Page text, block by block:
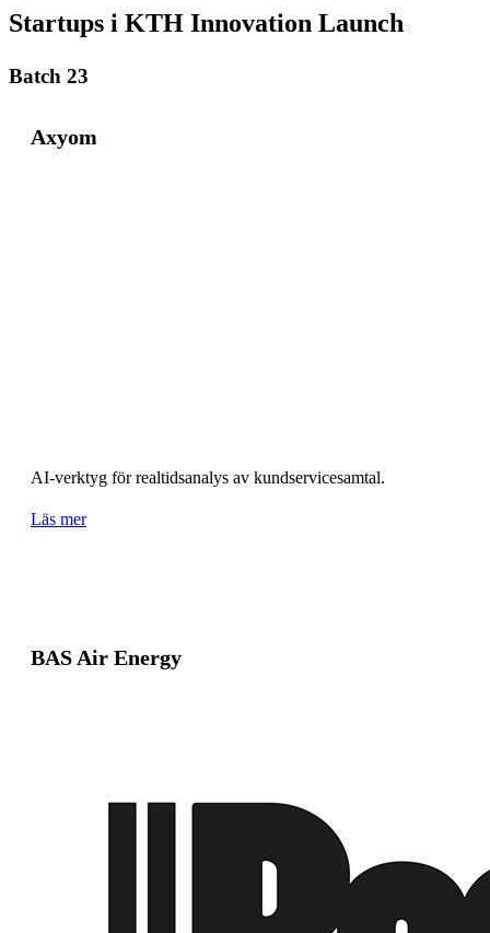
Startups i KTH Innovation Launch
Batch 23
Axyom
AI-verktyg för realtidsanalys av kundservicesamtal.
Läs mer
BAS Air Energy